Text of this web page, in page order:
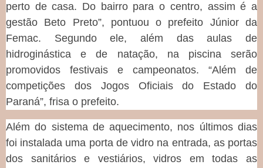
perto de casa. Do bairro para o centro, assim é a
gestão Beto Preto”, pontuou o prefeito Júnior da
Femac. Segundo ele, além das aulas de
hidroginástica e de natação, na piscina serão
promovidos festivais e campeonatos. “Além de
competições dos Jogos Oficiais do Estado do
Paraná”, frisa o prefeito.
Além do sistema de aquecimento, nos últimos dias
foi instalada uma porta de vidro na entrada, as portas
dos sanitários e vestiários, vidros em todas as